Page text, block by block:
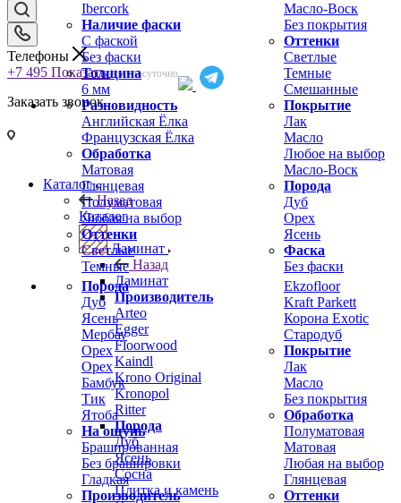
Ibercork
Наличие фаски
С фаской
Без фаски
Толщина
6 мм
Масло-Воск
Без покрытия
Оттенки
Светлые
Темные
Смешанные
Разновидность
Английская Ёлка
Французская Ёлка
Обработка
Матовая
Глянцевая
Полуматовая
Любая на выбор
Оттенки
Светлые
Темные
Покрытие
Лак
Масло
Любое на выбор
Масло-Воск
Порода
Дуб
Орех
Ясень
Фаска
Без фаски
Порода
Дуб
Ясень
Мербау
Орех
Орех
Бамбук
Тик
Ятоба
На ощупь
Брашированная
Без брашировки
Гладкая
Производитель
Ekzofloor
Kraft Parkett
Корона Exotic
Стародуб
Покрытие
Лак
Масло
Без покрытия
Обработка
Полуматовая
Матовая
Любая на выбор
Глянцевая
Оттенки
Телефоны
+7 495 Показать Круглосуточно
Заказать звонок
Каталог
Назад
Каталог
Ламинат
Назад
Ламинат
Производитель
Arteo
Egger
Floorwood
Kaindl
Krono Original
Kronopol
Ritter
Порода
Дуб
Ясень
Сосна
Плитка и камень